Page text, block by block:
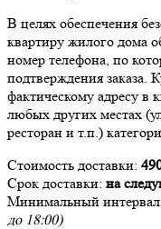
В целях обеспечения
квартиру жилого дома
номер телефона, по
подтверждения заказа.
фактическому адресу в
любых других местах
ресторан и т.п.)
Стоимость доставки:
Срок доставки: на
Минимальный интервал
до 18:00)